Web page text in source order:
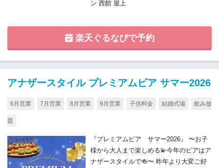
ン 西館 屋上
楽天ぐるなびで予約
アナザースタイル プレミアムビア サマー2026
6月営業 7月営業 8月営業 9月営業 子供料金 結婚式場 飲み放
題
『プレミアムビア サマー2026』 〜お子
様から大人まで楽しめる💫今年のビアはア
ナザースタイルで🍻〜 昨年より大変ご好